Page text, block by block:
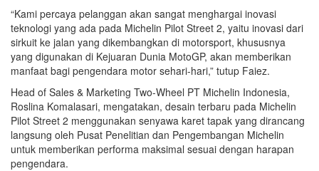
“Kami percaya pelanggan akan sangat menghargai inovasi
teknologi yang ada pada Michelin Pilot Street 2, yaitu inovasi dari
sirkuit ke jalan yang dikembangkan di motorsport, khususnya
yang digunakan di Kejuaran Dunia MotoGP, akan memberikan
manfaat bagi pengendara motor sehari-hari,” tutup Faiez.
Head of Sales & Marketing Two-Wheel PT Michelin Indonesia,
Roslina Komalasari, mengatakan, desain terbaru pada Michelin
Pilot Street 2 menggunakan senyawa karet tapak yang dirancang
langsung oleh Pusat Penelitian dan Pengembangan Michelin
untuk memberikan performa maksimal sesuai dengan harapan
pengendara.